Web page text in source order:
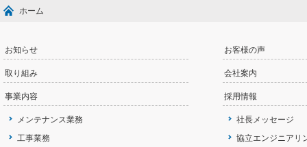
ホーム
お知らせ
取り組み
事業内容
メンテナンス業務
工事業務
お客様の声
会社案内
採用情報
社長メッセージ
協立エンジニアリ